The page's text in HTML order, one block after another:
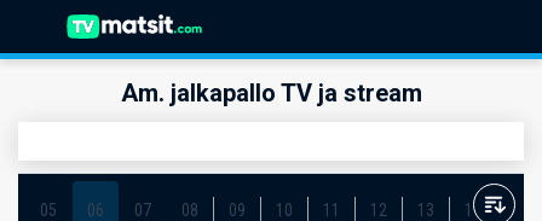
Am. jalkapallo TV ja stream
05 06 07 08 09 10 11 12 13 14 15